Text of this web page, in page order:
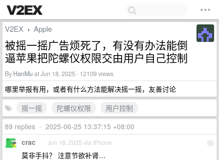
V2EX › Apple
被摇一摇广告烦死了，有没有办法能倒
逼苹果把陀螺仪权限交由用户自己控制
By HanMu at Jun 18, 2025 · 12109 views
哪里举报有用，或者有什么方法能解决摇一摇，友善讨论
摇一摇
陀螺仪权限
用户控制
89 replies • 2025-06-25 13:37:15 +08:00
1
crac Jun 18, 2025 via iPhone
莫非手抖？ 注意节欲补肾…